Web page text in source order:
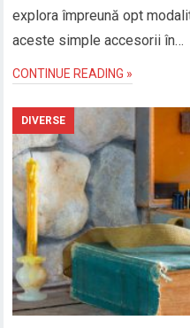
explora împreună opt
aceste simple accesorii în…
CONTINUE READING »
DIVERSE